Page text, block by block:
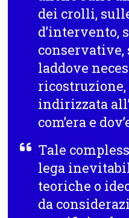
dei crolli,
d’intervento,
laddove
indirizzata
com’era e
Tale
lega
teoriche o
da